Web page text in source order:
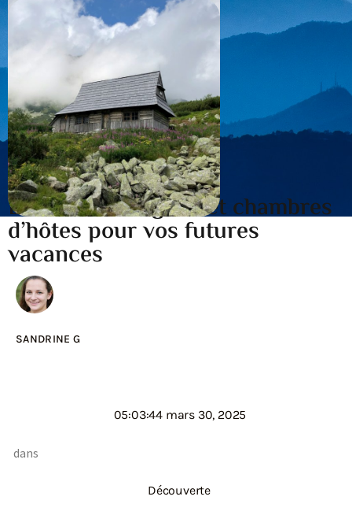
Les meilleurs gites et chambres
d’hôtes pour vos futures
vacances
SANDRINE G
05:03:44 mars 30, 2025
dans
Découverte